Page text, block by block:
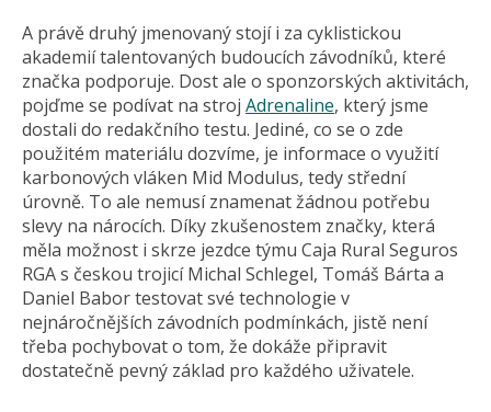
A právě druhý jmenovaný stojí i za cyklistickou
akademií talentovaných budoucích závodníků, které
značka podporuje. Dost ale o sponzorských aktivitách,
pojďme se podívat na stroj Adrenaline, který jsme
dostali do redakčního testu. Jediné, co se o zde
použitém materiálu dozvíme, je informace o využití
karbonových vláken Mid Modulus, tedy střední
úrovně. To ale nemusí znamenat žádnou potřebu
slevy na nárocích. Díky zkušenostem značky, která
měla možnost i skrze jezdce týmu Caja Rural Seguros
RGA s českou trojicí Michal Schlegel, Tomáš Bárta a
Daniel Babor testovat své technologie v
nejnáročnějších závodních podmínkách, jistě není
třeba pochybovat o tom, že dokáže připravit
dostatečně pevný základ pro každého uživatele.